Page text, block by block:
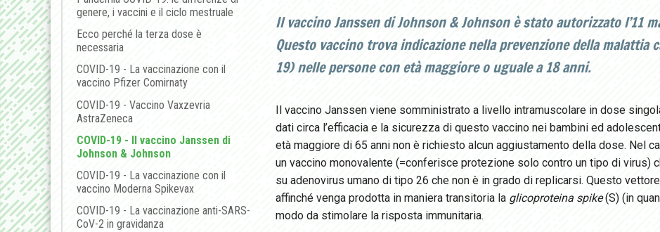
genere, i vaccini e il ciclo mestruale
Ecco perché la terza dose è
necessaria
COVID-19 - La vaccinazione con il
vaccino Pfizer Comirnaty
COVID-19 - Vaccino Vaxzevria
AstraZeneca
COVID-19 - Il vaccino Janssen di
Johnson & Johnson
COVID-19 - La vaccinazione con il
vaccino Moderna Spikevax
COVID-19 - La vaccinazione anti-SARS-
CoV-2 in gravidanza
Il vaccino Janssen di Johnson & Johnson è stato autorizzato l’11
Questo vaccino trova indicazione nella prevenzione della malattia
19) nelle persone con età maggiore o uguale a 18 anni.
Il vaccino Janssen viene somministrato a livello intramuscolare in dose
dati circa l’efficacia e la sicurezza di questo vaccino nei bambini ed
età maggiore di 65 anni non è richiesto alcun aggiustamento della dose. Nel
un vaccino monovalente (=conferisce protezione solo contro un tipo di virus)
su adenovirus umano di tipo 26 che non è in grado di replicarsi. Questo
affinché venga prodotta in maniera transitoria la glicoproteina spike(S) (in
modo da stimolare la risposta immunitaria.